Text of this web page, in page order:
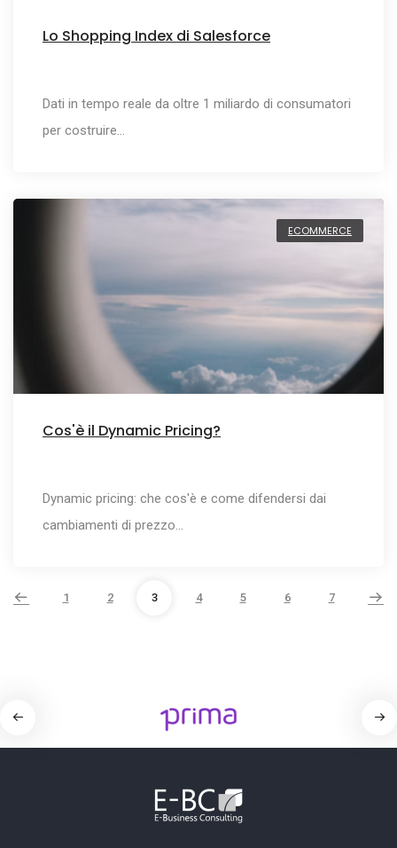
Lo Shopping Index di Salesforce
Dati in tempo reale da oltre 1 miliardo di consumatori
per costruire…
ECOMMERCE
Cos'è il Dynamic Pricing?
Dynamic pricing: che cos'è e come difendersi dai
cambiamenti di prezzo…
1 2 3 4 5 6 7